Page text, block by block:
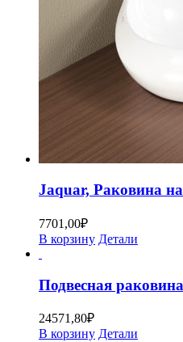
Jaquar, Раковина
7701,00₽
В корзину Детали
Подвесная
24571,80₽
В корзину Детали